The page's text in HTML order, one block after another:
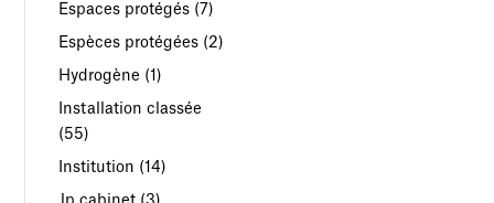
Espaces protégés (7)
Espèces protégées (2)
Hydrogène (1)
Installation classée
(55)
Institution (14)